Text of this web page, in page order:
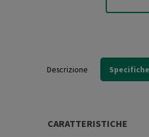
Descrizione
CARATTERISTICHE